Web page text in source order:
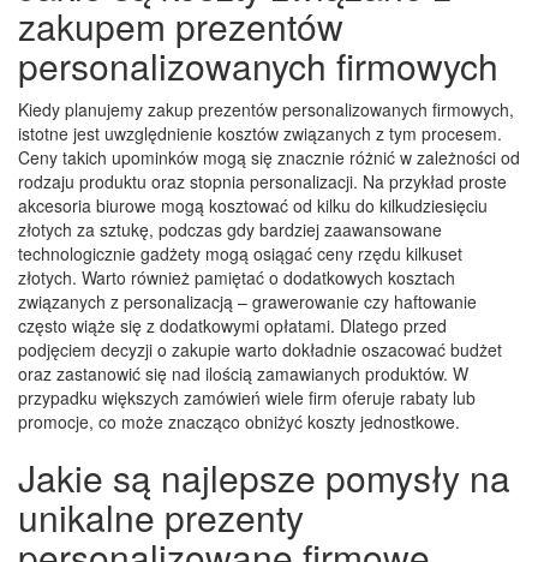
zakupem prezentów
personalizowanych firmowych
Kiedy planujemy zakup prezentów personalizowanych firmowych,
istotne jest uwzględnienie kosztów związanych z tym procesem.
Ceny takich upominków mogą się znacznie różnić w zależności od
rodzaju produktu oraz stopnia personalizacji. Na przykład proste
akcesoria biurowe mogą kosztować od kilku do kilkudziesięciu
złotych za sztukę, podczas gdy bardziej zaawansowane
technologicznie gadżety mogą osiągać ceny rzędu kilkuset
złotych. Warto również pamiętać o dodatkowych kosztach
związanych z personalizacją – grawerowanie czy haftowanie
często wiąże się z dodatkowymi opłatami. Dlatego przed
podjęciem decyzji o zakupie warto dokładnie oszacować budżet
oraz zastanowić się nad ilością zamawianych produktów. W
przypadku większych zamówień wiele firm oferuje rabaty lub
promocje, co może znacząco obniżyć koszty jednostkowe.
Jakie są najlepsze pomysły na
unikalne prezenty